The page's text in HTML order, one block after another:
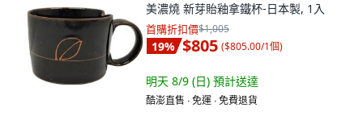
美濃燒 新芽貽釉拿鐵杯-日本製, 1入
首購折扣價$1,005
19% $805 ($805.00/1個)
明天 8/9 (日) 預計送達
酷澎直售 ∙ 免運 ∙ 免費退貨